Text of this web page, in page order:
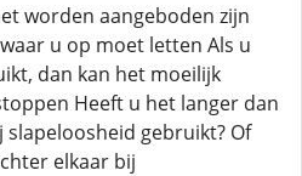
worden aangeboden zijn
u op moet letten Als u
dan kan het moeilijk
Heeft u het langer dan
gebruikt? Of
elkaar bij